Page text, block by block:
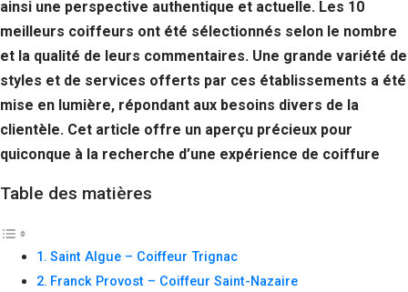
ainsi une perspective authentique et actuelle. Les 10
meilleurs coiffeurs ont été sélectionnés selon le nombre
et la qualité de leurs commentaires. Une grande variété de
styles et de services offerts par ces établissements a été
mise en lumière, répondant aux besoins divers de la
clientèle. Cet article offre un aperçu précieux pour
quiconque à la recherche d’une expérience de coiffure
Table des matières
Saint Algue – Coiffeur Trignac
Franck Provost – Coiffeur Saint-Nazaire
aussi bien que
possible lors
de votre visite.
Si vous
refusez ces
cookies,
fonctionnalités
disparaîtront
En partageant
votre intérêt et
votre